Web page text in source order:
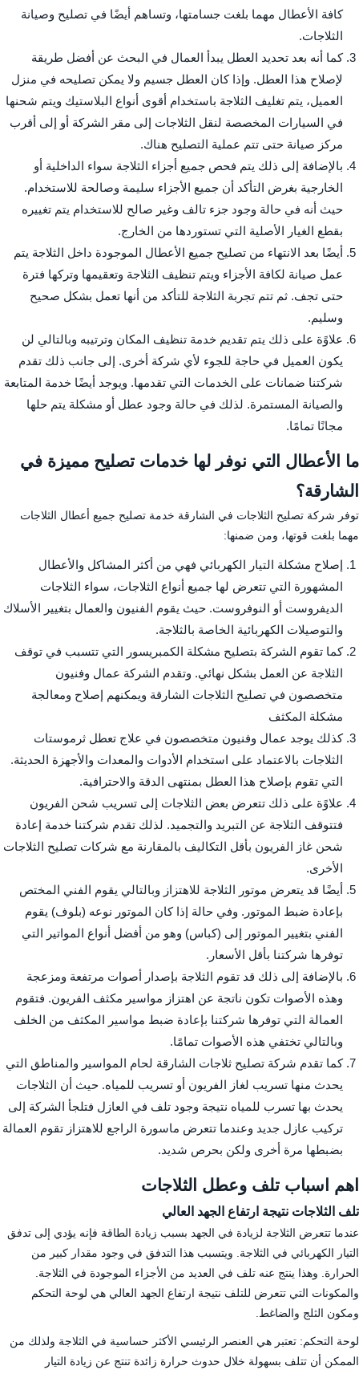
كافة الأعطال مهما بلغت جسامتها، وتساهم أيضًا في تصليح وصيانة
الثلاجات.
كما أنه بعد تحديد العطل يبدأ العمال في البحث عن أفضل طريقة
لإصلاح هذا العطل. وإذا كان العطل جسيم ولا يمكن تصليحه في منزل
العميل، يتم تغليف الثلاجة باستخدام أقوى أنواع البلاستيك ويتم شحنها
في السيارات المخصصة لنقل الثلاجات إلى مقر الشركة أو إلى أقرب
مركز صيانة حتى تتم عملية التصليح هناك.
بالإضافة إلى ذلك يتم فحص جميع أجزاء الثلاجة سواء الداخلية أو
الخارجية بغرض التأكد أن جميع الأجزاء سليمة وصالحة للاستخدام.
حيث أنه في حالة وجود جزء تالف وغير صالح للاستخدام يتم تغييره
بقطع الغيار الأصلية التي تستوردها من الخارج.
أيضًا بعد الانتهاء من تصليح جميع الأعطال الموجودة داخل الثلاجة يتم
عمل صيانة لكافة الأجزاء ويتم تنظيف الثلاجة وتعقيمها وتركها فترة
حتى تجف. ثم تتم تجربة الثلاجة للتأكد من أنها تعمل بشكل صحيح
وسليم.
علاوًة على ذلك يتم تقديم خدمة تنظيف المكان وترتيبه وبالتالي لن
يكون العميل في حاجة للجوء لأي شركة أخرى. إلى جانب ذلك تقدم
شركتنا ضمانات على الخدمات التي تقدمها. ويوجد أيضًا خدمة المتابعة
والصيانة المستمرة. لذلك في حالة وجود عطل أو مشكلة يتم حلها
مجانًا تمامًا.
ما الأعطال التي نوفر لها خدمات تصليح مميزة في
الشارقة؟
توفر شركة تصليح الثلاجات في الشارقة خدمة تصليح جميع أعطال الثلاجات
مهما بلغت قوتها، ومن ضمنها:
إصلاح مشكلة التيار الكهربائي فهي من أكثر المشاكل والأعطال
المشهورة التي تتعرض لها جميع أنواع الثلاجات، سواء الثلاجات
الديفروست أو النوفروست. حيث يقوم الفنيون والعمال بتغيير الأسلاك
والتوصيلات الكهربائية الخاصة بالثلاجة.
كما تقوم الشركة بتصليح مشكلة الكمبريسور التي تتسبب في توقف
الثلاجة عن العمل بشكل نهائي. وتقدم الشركة عمال وفنيون
متخصصون في تصليح الثلاجات الشارقة ويمكنهم إصلاح ومعالجة
مشكلة المكثف
كذلك يوجد عمال وفنيون متخصصون في علاج تعطل ثرموستات
الثلاجات بالاعتماد على استخدام الأدوات والمعدات والأجهزة الحديثة.
التي تقوم بإصلاح هذا العطل بمنتهى الدقة والاحترافية.
علاوًة على ذلك تتعرض بعض الثلاجات إلى تسريب شحن الفريون
فتتوقف الثلاجة عن التبريد والتجميد. لذلك تقدم شركتنا خدمة إعادة
شحن غاز الفريون بأقل التكاليف بالمقارنة مع شركات تصليح الثلاجات
الأخرى.
أيضًا قد يتعرض موتور الثلاجة للاهتزاز وبالتالي يقوم الفني المختص
بإعادة ضبط الموتور. وفي حالة إذا كان الموتور نوعه (بلوف) يقوم
الفني بتغيير الموتور إلى (كباس) وهو من أفضل أنواع المواتير التي
توفرها شركتنا بأقل الأسعار.
بالإضافة إلى ذلك قد تقوم الثلاجة بإصدار أصوات مرتفعة ومزعجة
وهذه الأصوات تكون ناتجة عن اهتزاز مواسير مكثف الفريون. فتقوم
العمالة التي توفرها شركتنا بإعادة ضبط مواسير المكثف من الخلف
وبالتالي تختفي هذه الأصوات تمامًا.
كما تقدم شركة تصليح ثلاجات الشارقة لحام المواسير والمناطق التي
يحدث منها تسريب لغاز الفريون أو تسريب للمياه. حيث أن الثلاجات
يحدث بها تسرب للمياه نتيجة وجود تلف في العازل فتلجأ الشركة إلى
تركيب عازل جديد وعندما تتعرض ماسورة الراجع للاهتزاز تقوم العمالة
بضبطها مرة أخرى ولكن بحرص شديد.
اهم اسباب تلف وعطل الثلاجات
تلف الثلاجات نتيجة ارتفاع الجهد العالي
عندما تتعرض الثلاجة لزيادة في الجهد بسبب زيادة الطاقة فإنه يؤدي إلى تدفق
التيار الكهربائي في الثلاجة. ويتسبب هذا التدفق في وجود مقدار كبير من
الحرارة. وهذا ينتج عنه تلف في العديد من الأجزاء الموجودة في الثلاجة.
والمكونات التي تتعرض للتلف نتيجة ارتفاع الجهد العالي هي لوحة التحكم
ومكون الثلج والضاغط.
لوحة التحكم: تعتبر هي العنصر الرئيسي الأكثر حساسية في الثلاجة ولذلك من
الممكن أن تتلف بسهولة خلال حدوث حرارة زائدة تنتج عن زيادة التيار